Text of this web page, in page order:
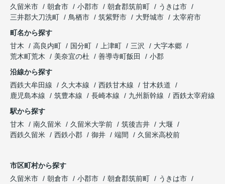
久留米市
朝倉市 小郡市 朝倉郡筑前町
うきは市
三井郡大刀洗町
鳥栖市 筑紫野市 大野城市
太宰府市
町名から探す
甘木
高良内町 国分町 上津町 三沢
大字本郷
荒木町荒木
美奈宜の杜 善導寺町飯田
小郡
沿線から探す
西鉄大牟田線
久大本線 西鉄甘木線
甘木鉄道
鹿児島本線
筑豊本線 長崎本線 九州新幹線
西鉄太宰府線
駅から探す
甘木
南久留米 久留米大学前 筑後吉井
大堰
西鉄久留米
西鉄小郡 御井 端間 久留米高校前
市区町村から探す
久留米市
朝倉市 小郡市 朝倉郡筑前町
うきは市